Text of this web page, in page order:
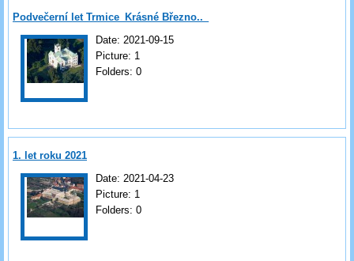
Podvečerní let Trmice_Krásné Březno.._
Date: 2021-09-15
Picture: 1
Folders: 0
1. let roku 2021
Date: 2021-04-23
Picture: 1
Folders: 0